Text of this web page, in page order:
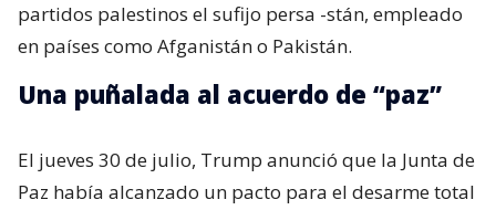
partidos palestinos el sufijo persa -stán, empleado
en países como Afganistán o Pakistán.
Una puñalada al acuerdo de “paz”
El jueves 30 de julio, Trump anunció que la Junta de
Paz había alcanzado un pacto para el desarme total